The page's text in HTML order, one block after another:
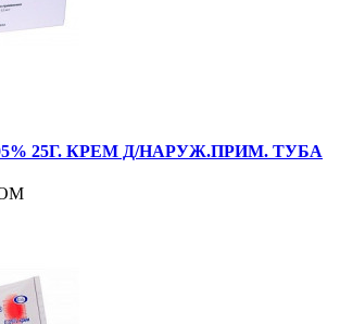
25Г. КРЕМ Д/НАРУЖ.ПРИМ. ТУБА